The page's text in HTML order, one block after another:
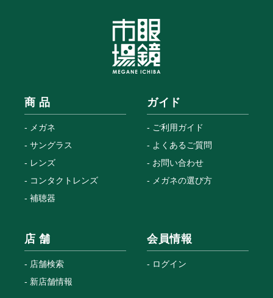
商 品
メガネ
サングラス
レンズ
コンタクトレンズ
補聴器
ガイド
ご利用ガイド
よくあるご質問
お問い合わせ
メガネの選び方
店 舗
店舗検索
新店舗情報
会員情報
ログイン